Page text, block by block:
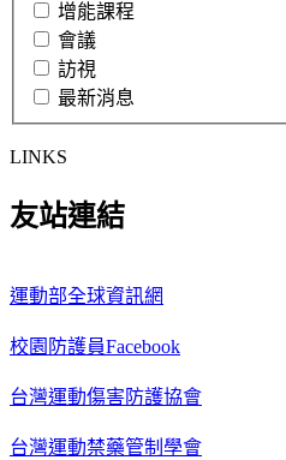
增能課程
會議
訪視
最新消息
LINKS
友站連結
運動部全球資訊網
校園防護員Facebook
台灣運動傷害防護協會
台灣運動禁藥管制學會